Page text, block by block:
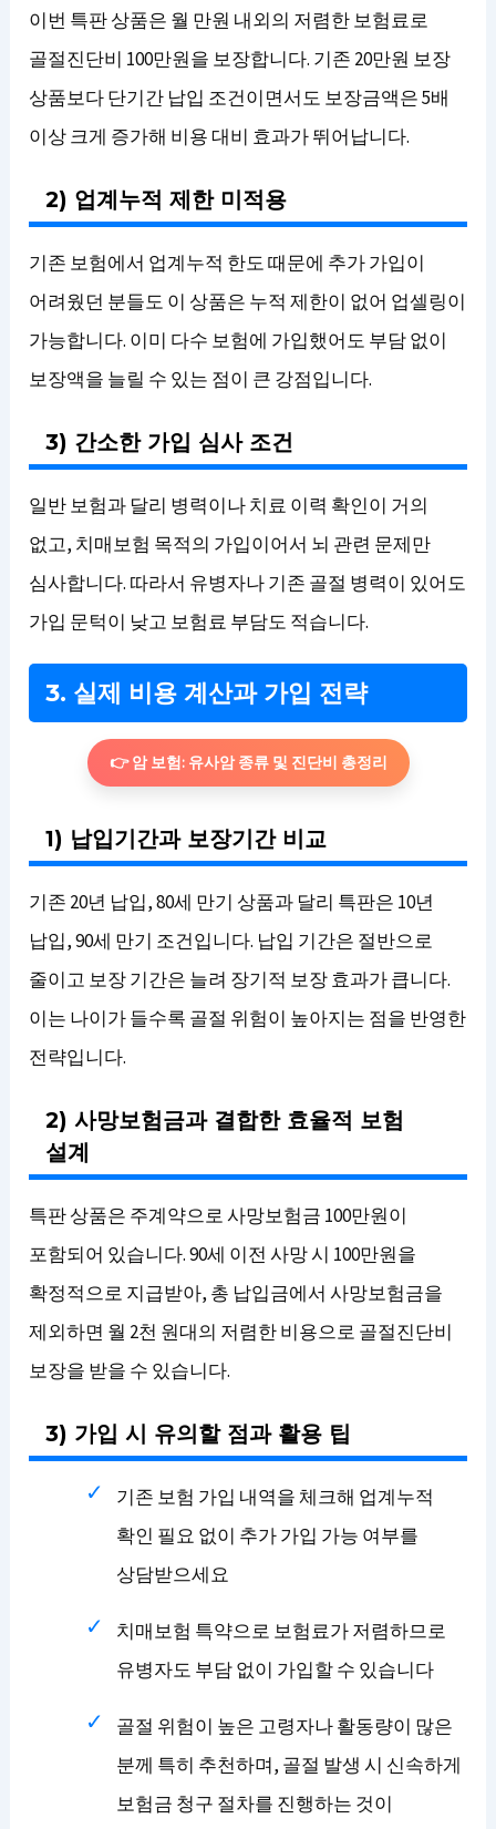
이번 특판 상품은 월 만원 내외의 저렴한 보험료로
골절진단비 100만원을 보장합니다. 기존 20만원 보장
상품보다 단기간 납입 조건이면서도 보장금액은 5배
이상 크게 증가해 비용 대비 효과가 뛰어납니다.
2) 업계누적 제한 미적용
기존 보험에서 업계누적 한도 때문에 추가 가입이
어려웠던 분들도 이 상품은 누적 제한이 없어 업셀링이
가능합니다. 이미 다수 보험에 가입했어도 부담 없이
보장액을 늘릴 수 있는 점이 큰 강점입니다.
3) 간소한 가입 심사 조건
일반 보험과 달리 병력이나 치료 이력 확인이 거의
없고, 치매보험 목적의 가입이어서 뇌 관련 문제만
심사합니다. 따라서 유병자나 기존 골절 병력이 있어도
가입 문턱이 낮고 보험료 부담도 적습니다.
3. 실제 비용 계산과 가입 전략
👉 암 보험: 유사암 종류 및 진단비 총정리
1) 납입기간과 보장기간 비교
기존 20년 납입, 80세 만기 상품과 달리 특판은 10년
납입, 90세 만기 조건입니다. 납입 기간은 절반으로
줄이고 보장 기간은 늘려 장기적 보장 효과가 큽니다.
이는 나이가 들수록 골절 위험이 높아지는 점을 반영한
전략입니다.
2) 사망보험금과 결합한 효율적 보험
설계
특판 상품은 주계약으로 사망보험금 100만원이
포함되어 있습니다. 90세 이전 사망 시 100만원을
확정적으로 지급받아, 총 납입금에서 사망보험금을
제외하면 월 2천 원대의 저렴한 비용으로 골절진단비
보장을 받을 수 있습니다.
3) 가입 시 유의할 점과 활용 팁
기존 보험 가입 내역을 체크해 업계누적
확인 필요 없이 추가 가입 가능 여부를
상담받으세요
치매보험 특약으로 보험료가 저렴하므로
유병자도 부담 없이 가입할 수 있습니다
골절 위험이 높은 고령자나 활동량이 많은
분께 특히 추천하며, 골절 발생 시 신속하게
보험금 청구 절차를 진행하는 것이